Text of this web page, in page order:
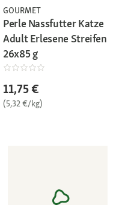
GOURMET
Perle Nassfutter Katze
Adult Erlesene Streifen
26x85 g
11,75 €
(5,32 €/kg)